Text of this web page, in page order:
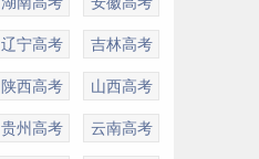
辽宁高考 吉林高考
陕西高考 山西高考
贵州高考 云南高考